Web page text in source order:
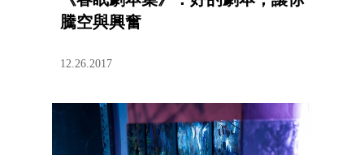
騰空與興奮
12.26.2017